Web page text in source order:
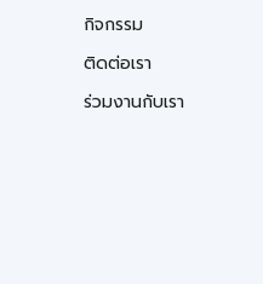
กิจกรรม
ติดต่อเรา
ร่วมงานกับเรา